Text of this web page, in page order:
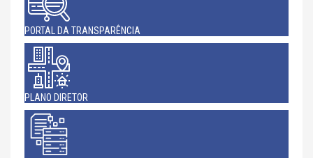
PORTAL DA TRANSPARÊNCIA
PLANO DIRETOR